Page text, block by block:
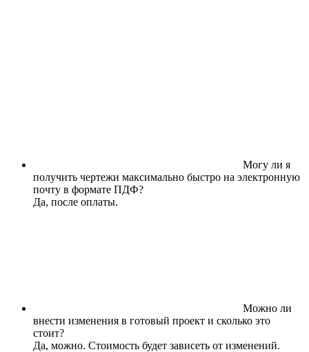
Могу ли я
получить чертежи максимально быстро на электронную
почту в формате ПДФ?
Да, после оплаты.
Можно ли
внести изменения в готовый проект и сколько это
стоит?
Да, можно. Стоимость будет зависеть от изменений.